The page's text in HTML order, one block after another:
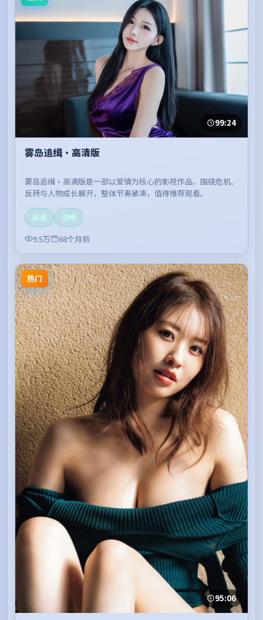
99:24
雾岛追缉·高清版
雾岛追缉·高清版是一部以爱情为核心的影视作品，围绕危机、
反转与人物成长展开，整体节奏紧凑，值得推荐观看。
高清
流畅
9.5万
68个月前
热门
95:06